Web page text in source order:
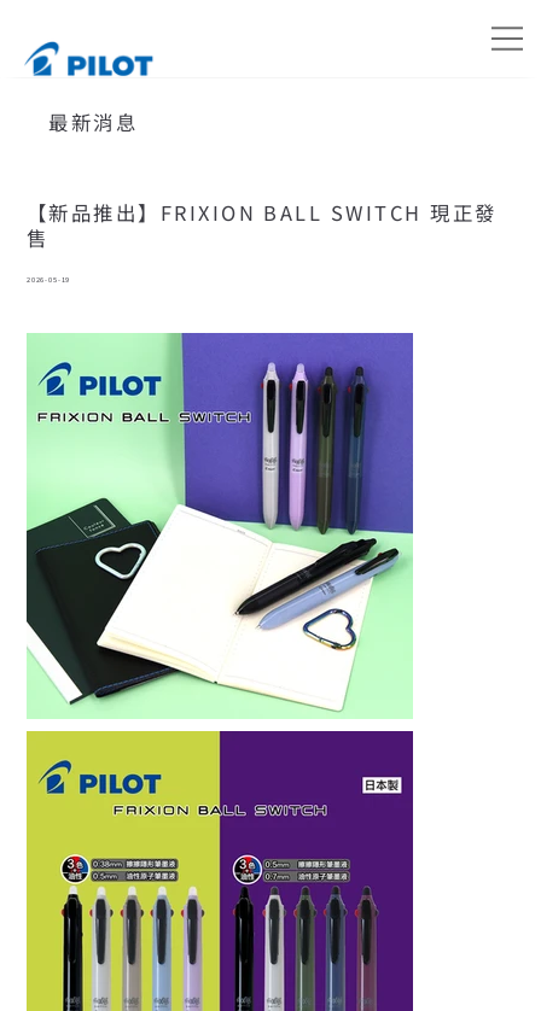
最新消息
【新品推出】FRIXION BALL SWITCH 現正發
售
2026-05-19